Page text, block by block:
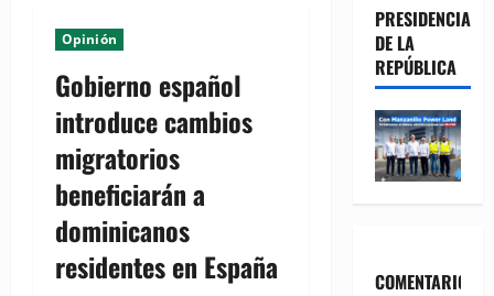
Opinión
Gobierno español
introduce cambios
migratorios
beneficiarán a
dominicanos
residentes en España
PRESIDENCIA
DE LA
REPÚBLICA
COMENTARIOS